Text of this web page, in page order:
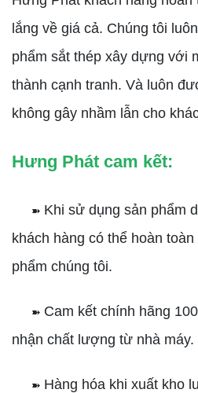
lắng về giá cả. Chúng tôi
phẩm sắt thép xây dựng với
thành cạnh tranh. Và luôn
không gây nhầm lẫn cho
Hưng Phát cam kết:
➽ Khi sử dụng sản phẩm
khách hàng có thể hoàn
phẩm chúng tôi.
➽ Cam kết chính hãng
nhận chất lượng từ nhà máy.
➽ Hàng hóa khi xuất kho